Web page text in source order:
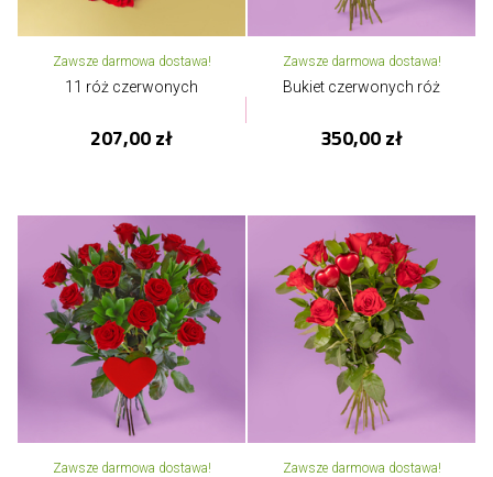
Zawsze darmowa dostawa!
11 róż czerwonych
207,00 zł
Zawsze darmowa dostawa!
Bukiet czerwonych róż
350,00 zł
Zawsze darmowa dostawa! Zawsze darmowa dostawa!